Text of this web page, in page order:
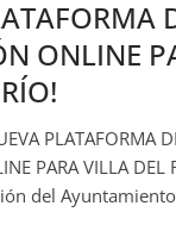
ONLINE
PLATAFORMA
PARA VILLA DEL
del